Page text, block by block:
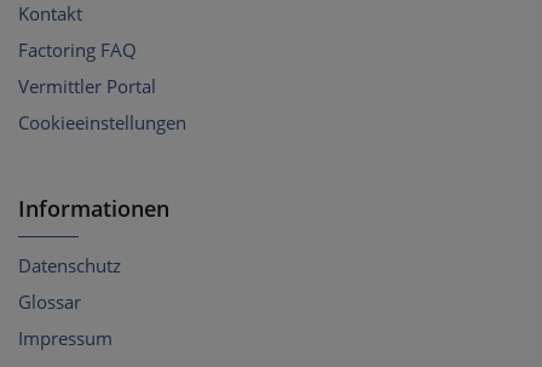
Kontakt
Factoring FAQ
Vermittler Portal
Cookieeinstellungen
Informationen
Datenschutz
Glossar
Impressum